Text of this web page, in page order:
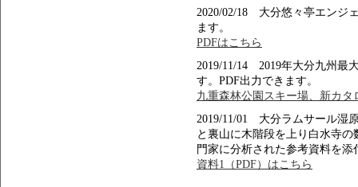
2020/02/18 大分悠々亭エンジ
ます。
PDFはこちら
2019/11/14 2019年大分九州最
す。PDF出力できます。
九重森林公園スキー場、新カタ
2019/11/01 大分ラムサール湿
と裏山に木階段を上り白水寺
門家に分析された参考資料を添
資料1（PDF）はこちら